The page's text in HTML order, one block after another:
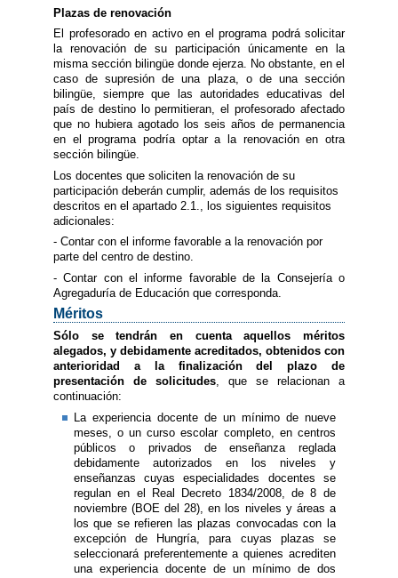
Plazas de renovación
El profesorado en activo en el programa podrá solicitar
la renovación de su participación únicamente en la
misma sección bilingüe donde ejerza. No obstante, en el
caso de supresión de una plaza, o de una sección
bilingüe, siempre que las autoridades educativas del
país de destino lo permitieran, el profesorado afectado
que no hubiera agotado los seis años de permanencia
en el programa podría optar a la renovación en otra
sección bilingüe.
Los docentes que soliciten la renovación de su
participación deberán cumplir, además de los requisitos
descritos en el apartado 2.1., los siguientes requisitos
adicionales:
- Contar con el informe favorable a la renovación por
parte del centro de destino.
- Contar con el informe favorable de la Consejería o
Agregaduría de Educación que corresponda.
Méritos
Sólo se tendrán en cuenta aquellos méritos
alegados, y debidamente acreditados, obtenidos con
anterioridad a la finalización del plazo de
presentación de solicitudes, que se relacionan a
continuación:
La experiencia docente de un mínimo de nueve
meses, o un curso escolar completo, en centros
públicos o privados de enseñanza reglada
debidamente autorizados en los niveles y
enseñanzas cuyas especialidades docentes se
regulan en el Real Decreto 1834/2008, de 8 de
noviembre (BOE del 28), en los niveles y áreas a
los que se refieren las plazas convocadas con la
excepción de Hungría, para cuyas plazas se
seleccionará preferentemente a quienes acrediten
una experiencia docente de un mínimo de dos